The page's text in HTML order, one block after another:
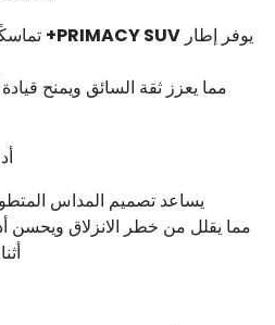
يوفر إطار PRIMACY SUV+
مما يعزز ثقة السائق ويمنح
يساعد تصميم المداس
مما يقلل من خطر الانزلاق ويحسن